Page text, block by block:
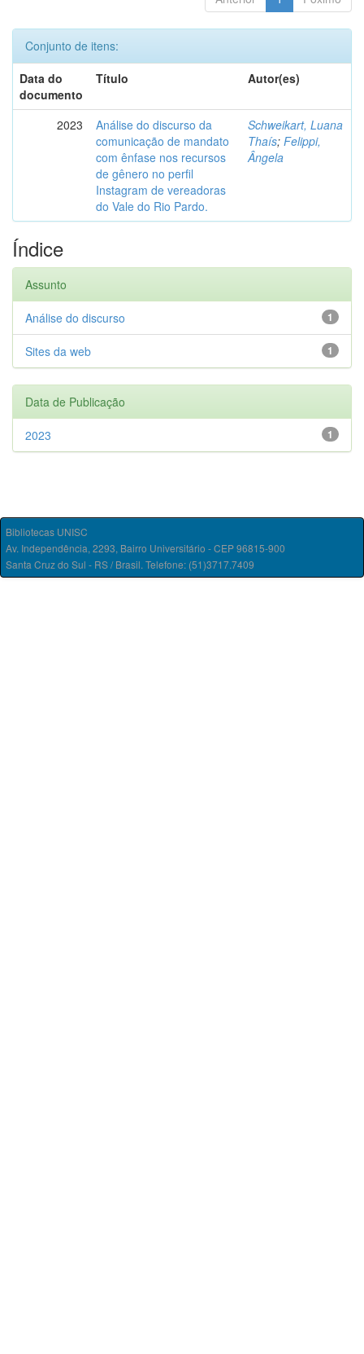
Conjunto de itens:
Data do
documento
Título Autor(es)
2023
Análise do discurso da
comunicação de mandato
com ênfase nos recursos
de gênero no perfil
Instagram de vereadoras
do Vale do Rio Pardo.
Schweikart, Luana
Thaís; Felippi,
Ângela
Índice
Assunto
1
Análise do discurso
1
Sites da web
Data de Publicação
1
2023
Bibliotecas UNISC
Av. Independência, 2293, Bairro Universitário - CEP 96815-900
Santa Cruz do Sul - RS / Brasil. Telefone: (51)3717.7409